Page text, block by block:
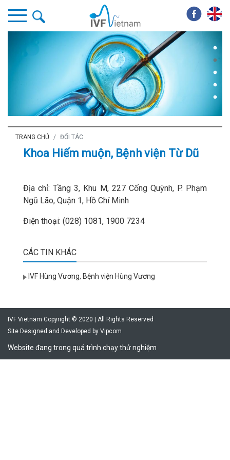
TRANG CHỦ ĐỐI TÁC
Khoa Hiếm muộn, Bệnh viện Từ Dũ
Địa chỉ: Tầng 3, Khu M, 227 Cống Quỳnh, P. Phạm
Ngũ Lão, Quận 1, Hồ Chí Minh
Điện thoại: (028) 1081, 1900 7234
CÁC TIN KHÁC
IVF Hùng Vương, Bệnh viện Hùng Vương
IVF Vietnam Copyright © 2020 | All Rights Reserved
Site Designed and Developed by Vipcom
Website đang trong quá trình chạy thử nghiệm